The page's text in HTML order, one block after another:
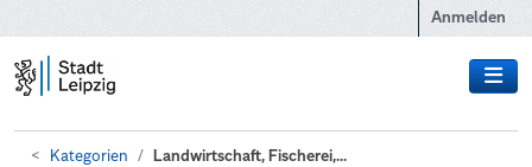
Anmelden
Kategorien Landwirtschaft, Fischerei,...